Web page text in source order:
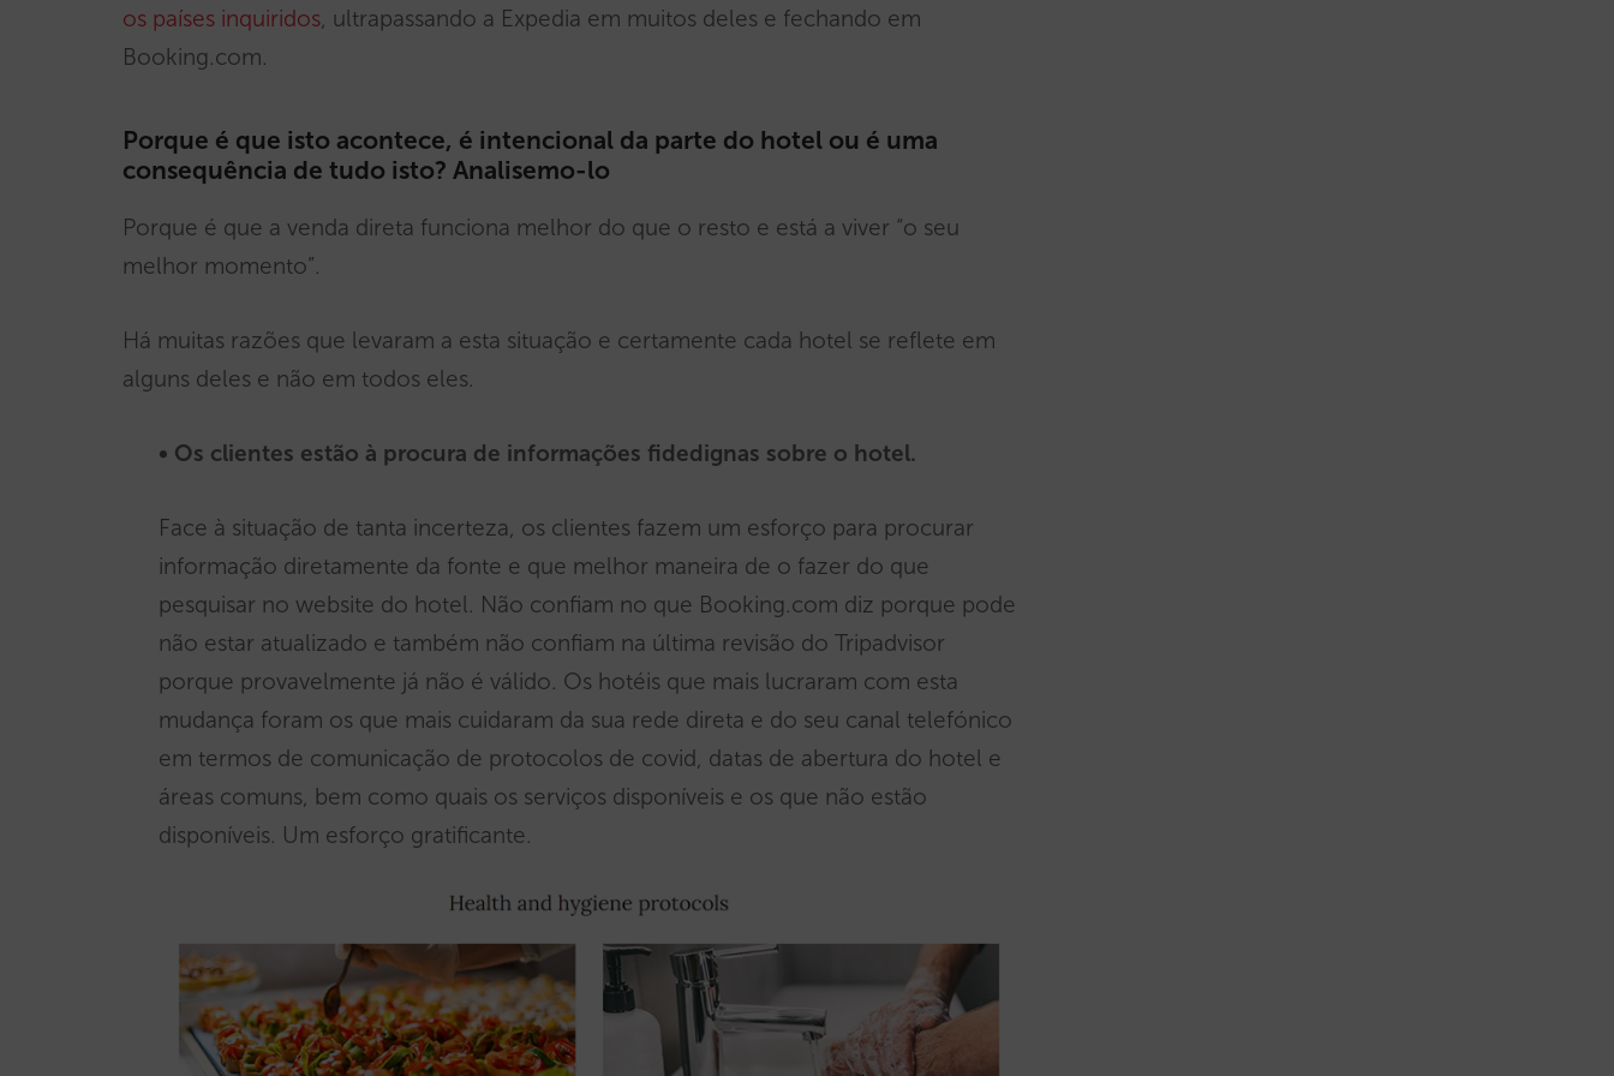
os países inquiridos, ultrapassando a Expedia em muitos deles e fechando em
Booking.com.
Porque é que isto acontece, é intencional da parte do hotel ou é uma
consequência de tudo isto? Analisemo-lo
Porque é que a venda direta funciona melhor do que o resto e está a viver “o seu
melhor momento”.
Há muitas razões que levaram a esta situação e certamente cada hotel se reflete em
alguns deles e não em todos eles.
• Os clientes estão à procura de informações fidedignas sobre o hotel.
Face à situação de tanta incerteza, os clientes fazem um esforço para procurar
informação diretamente da fonte e que melhor maneira de o fazer do que
pesquisar no website do hotel. Não confiam no que Booking.com diz porque pode
não estar atualizado e também não confiam na última revisão do Tripadvisor
porque provavelmente já não é válido. Os hotéis que mais lucraram com esta
mudança foram os que mais cuidaram da sua rede direta e do seu canal telefónico
em termos de comunicação de protocolos de covid, datas de abertura do hotel e
áreas comuns, bem como quais os serviços disponíveis e os que não estão
disponíveis. Um esforço gratificante.